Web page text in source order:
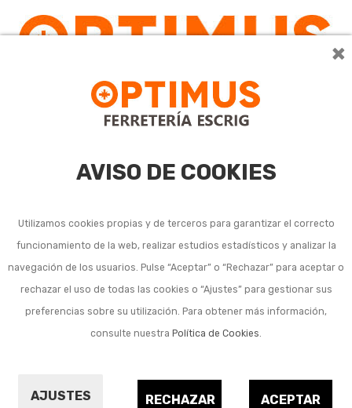
×
AVISO DE COOKIES
Utilizamos cookies propias y de terceros para garantizar el correcto
funcionamiento de la web, realizar estudios estadísticos y analizar la
navegación de los usuarios. Pulse “Aceptar” o “Rechazar” para aceptar o
rechazar el uso de todas las cookies o “Ajustes” para gestionar sus
preferencias sobre su utilización. Para obtener más información,
consulte nuestra Política de Cookies.
AJUSTES ACEPTAR
RECHAZAR